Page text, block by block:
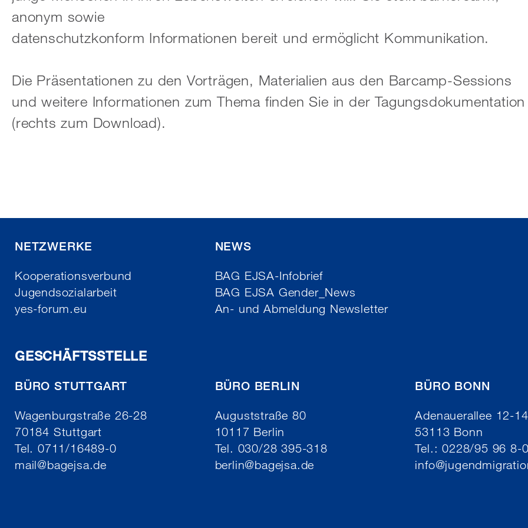
anonym sowie
datenschutzkonform Informationen bereit und ermöglicht Kommunikation.
Die Präsentationen zu den Vorträgen, Materialien aus den Barcamp-Sessions
und weitere Informationen zum Thema finden Sie in der Tagungsdokumentation
(rechts zum Download).
NETZWERKE
Kooperationsverbund
Jugendsozialarbeit
yes-forum.eu
NEWS
BAG EJSA-Infobrief
BAG EJSA Gender_News
An- und Abmeldung Newsletter
GESCHÄFTSSTELLE
BÜRO STUTTGART
Wagenburgstraße 26-28
70184 Stuttgart
Tel. 0711/16489-0
mail@bagejsa.de
BÜRO BERLIN
Auguststraße 80
10117 Berlin
Tel. 030/28 395-318
berlin@bagejsa.de
BÜRO BONN
Adenauerallee 12-14
53113 Bonn
Tel.: 0228/95 96 8-
info@